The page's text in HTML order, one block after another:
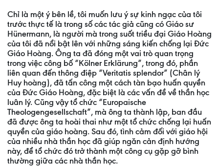
Chỉ là một ý bên lề, tôi muốn lưu ý sự kinh ngạc của tôi
trước thực tế là trong số các tác giả cũng có Giáo sư
Hünermann, là người mà trong suốt triều đại Giáo Hoàng
của tôi đã nổi bật lên với những sáng kiến chống lại Đức
Giáo Hoàng. Ông ta đã đóng một vai trò quan trọng
trong việc công bố “Kölner Erklärung”, trong đó, phần
liên quan đến thông điệp “Veritatis splendor” (Chân lý
Huy hoàng), đã tấn công một cách tàn bạo huấn quyền
của Đức Giáo Hoàng, đặc biệt là các vấn đề về thần học
luân lý. Cũng vậy tổ chức “Europaische
Theologengesellschaft”, mà ông ta thành lập, ban đầu
đã được ông ta hoài thai như một tổ chức chống lại huấn
quyền của giáo hoàng. Sau đó, tình cảm đối với giáo hội
của nhiều nhà thần học đã giúp ngăn cản định hướng
này, để tổ chức đó trở thành một công cụ gặp gỡ bình
thường giữa các nhà thần học.